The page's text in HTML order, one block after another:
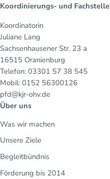
Koordinierungs- und Fachstelle
Koordinatorin
Juliane Lang
Sachsenhausener Str. 23 a
16515 Oranienburg
Telefon: 03301 57 38 545
Mobil: 0152 56300126
pfd@kjr-ohv.de
Über uns
Was wir machen
Unsere Ziele
Begleitbündnis
Förderung bis 2014